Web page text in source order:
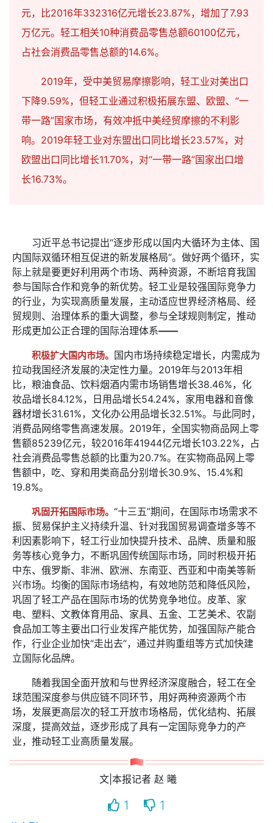
元，比2016年332316亿元增长23.87%，增加了7.93
万亿元。轻工相关10种消费品零售总额60100亿元，
占社会消费品零售总额的14.6%。
2019年，受中美贸易摩擦影响，轻工业对美出口
下降9.59%，但轻工业通过积极拓展东盟、欧盟、“一
带一路”国家市场，有效冲抵中美经贸摩擦的不利影
响。2019年轻工业对东盟出口同比增长23.57%，对
欧盟出口同比增长11.70%，对“一带一路”国家出口增
长16.73%。
习近平总书记提出“逐步形成以国内大循环为主体、国
内国际双循环相互促进的新发展格局”。做好两个循环，实
际上就是要更好利用两个市场、两种资源，不断培育我国
参与国际合作和竞争的新优势。轻工业是较强国际竞争力
的行业，为实现高质量发展，主动适应世界经济格局、经
贸规则、治理体系的重大调整，参与全球规则制定，推动
形成更加公正合理的国际治理体系——
积极扩大国内市场。 国内市场持续稳定增长，内需成为
拉动我国经济发展的决定性力量。2019年与2013年相
比，粮油食品、饮料烟酒内需市场销售增长38.46%，化
妆品增长84.12%，日用品增长54.24%，家用电器和音像
器材增长31.61%，文化办公用品增长32.51%。与此同时，
消费品网络零售高速发展。2019年，全国实物商品网上零
售额85239亿元，较2016年41944亿元增长103.22%，占
社会消费品零售总额的比重为20.7%。在实物商品网上零
售额中，吃、穿和用类商品分别增长30.9%、15.4%和
19.8%。
巩固开拓国际市场。 “十三五”期间，在国际市场需求不
振、贸易保护主义持续升温、针对我国贸易调查增多等不
利因素影响下，轻工行业加快提升技术、品牌、质量和服
务等核心竞争力，不断巩固传统国际市场，同时积极开拓
中东、俄罗斯、非洲、欧洲、东南亚、西亚和中南美等新
兴市场。均衡的国际市场结构，有效地防范和降低风险，
巩固了轻工产品在国际市场的优势竞争地位。皮革、家
电、塑料、文教体育用品、家具、五金、工艺美术、农副
食品加工等主要出口行业发挥产能优势，加强国际产能合
作，行业企业加快“走出去”，通过并购重组等方式加快建
立国际化品牌。
随着我国全面开放和与世界经济深度融合，轻工在全
球范围深度参与供应链不同环节，用好两种资源两个市
场，发展更高层次的轻工开放市场格局，优化结构、拓展
深度，提高效益，逐步形成了具有一定国际竞争力的产
业，推动轻工业高质量发展。
文|本报记者 赵 曦
1 1